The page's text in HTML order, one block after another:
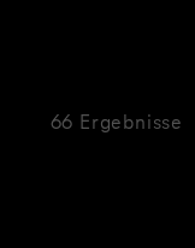
66 Ergebnisse